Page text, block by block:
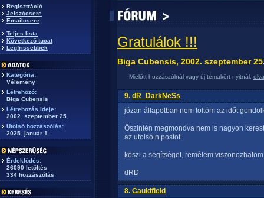
Regisztráció
Jelszócsere
Emailcsere
Teljes lista
Következő tucat
Legfrissebbek
Kategória:
Vélemény
Létrehozó:
Biga Cubensis
Létrehozás ideje:
2002. szeptember 25.
Utolsó hozzászólás:
2025. január 1.
Érdeklődés:
26090 letöltés
334 hozzászólás
Gratulálok !!!
Biga Cubensis, 2002. szeptember
Mielőtt hozzászólnál vagy új témakört nyitnál,
9. dR_DarkNeSs
józan állapotban nem töltöm az időt
Őszintén megmondva nem is nagyon
az utolsó n postot.
köszi a segítséget, remélem
dRD
8. Cauldfield